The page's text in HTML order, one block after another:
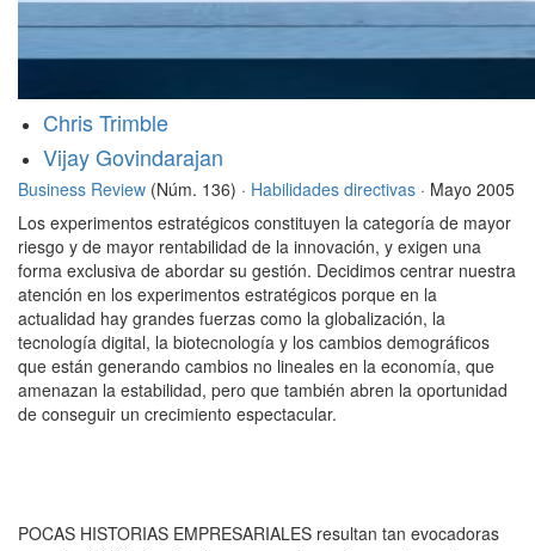
Chris Trimble
Vijay Govindarajan
Business Review (Núm. 136) · Habilidades directivas · Mayo 2005
Los experimentos estratégicos constituyen la categoría de mayor
riesgo y de mayor rentabilidad de la innovación, y exigen una
forma exclusiva de abordar su gestión. Decidimos centrar nuestra
atención en los experimentos estratégicos porque en la
actualidad hay grandes fuerzas como la globalización, la
tecnología digital, la biotecnología y los cambios demográficos
que están generando cambios no lineales en la economía, que
amenazan la estabilidad, pero que también abren la oportunidad
de conseguir un crecimiento espectacular.
POCAS HISTORIAS EMPRESARIALES resultan tan evocadoras